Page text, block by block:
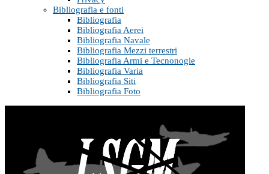
Bibliografia e fonti
Bibliografia
Bibliografia Aerei
Bibliografia Navale
Bibliografia Mezzi terrestri
Bibliografia Armi e Tecnonogie
Bibliografia Varia
Bibliografia Siti
Bibliografia Foto